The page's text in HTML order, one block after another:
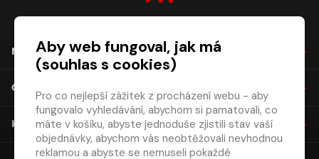
NÁKUP
O SPOLEČNOSTI
KONTAKT
Aby web fungoval, jak má
(souhlas s cookies)
Pro co nejlepší zážitek z procházení webu - aby
fungovalo vyhledávání, abychom si pamatovali, co
máte v košíku, abyste jednoduše zjistili stav vaší
objednávky, abychom vás neobtěžovali nevhodnou
reklamou a abyste se nemuseli pokaždé